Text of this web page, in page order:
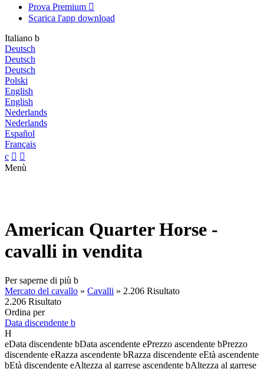
Prova Premium 
Scarica l'app download
Italiano b
Deutsch
Deutsch
Deutsch
Polski
English
English
Nederlands
Nederlands
Español
Français
c  
Menù
American Quarter Horse -
cavalli in vendita
Per saperne di più b
Mercato del cavallo » Cavalli » 2.206 Risultato
2.206 Risultato
Ordina per
Data discendente b
H
eData discendente bData ascendente ePrezzo ascendente bPrezzo
discendente eRazza ascendente bRazza discendente eEtà ascendente
bEtà discendente eAltezza al garrese ascendente bAltezza al garrese